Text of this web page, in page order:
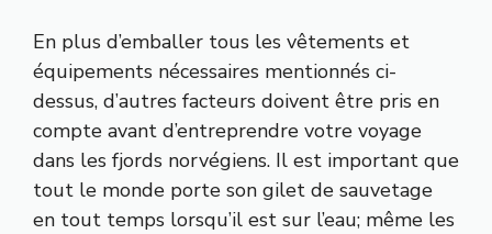
En plus d’emballer tous les vêtements et
équipements nécessaires mentionnés ci-
dessus, d’autres facteurs doivent être pris en
compte avant d’entreprendre votre voyage
dans les fjords norvégiens. Il est important que
tout le monde porte son gilet de sauvetage
en tout temps lorsqu’il est sur l’eau; même les